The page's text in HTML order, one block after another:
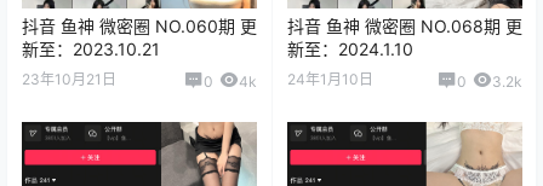
抖音 鱼神 微密圈 NO.060期 更
新至：2023.10.21
23年10月21日 0 4k
抖音 鱼神 微密圈 NO.068期 更
新至：2024.1.10
24年1月10日 0 3.2k